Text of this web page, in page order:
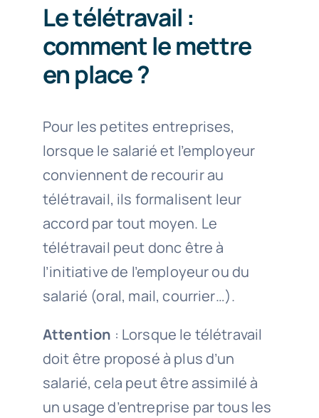
Le télétravail :
comment le mettre
en place ?
Pour les petites entreprises,
lorsque le salarié et l’employeur
conviennent de recourir au
télétravail, ils formalisent leur
accord par tout moyen. Le
télétravail peut donc être à
l’initiative de l’employeur ou du
salarié (oral, mail, courrier…).
Attention : Lorsque le télétravail
doit être proposé à plus d’un
salarié, cela peut être assimilé à
un usage d’entreprise par tous les